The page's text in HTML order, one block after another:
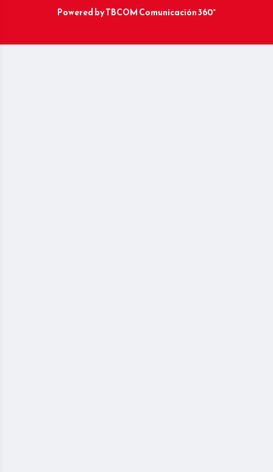
Powered byTBCOM Comunicación 360°